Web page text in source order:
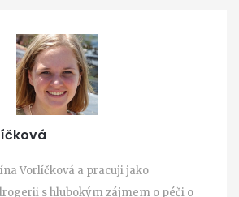
Vorlíčková a pracuji jako
s hlubokým zájmem o péči o